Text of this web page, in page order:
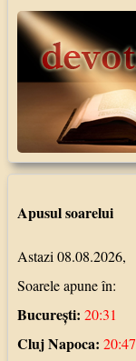
Apusul soarelui
Astazi 08.08.2026,
Soarele apune în:
Bucureşti: 20:31
Cluj Napoca: 20:47